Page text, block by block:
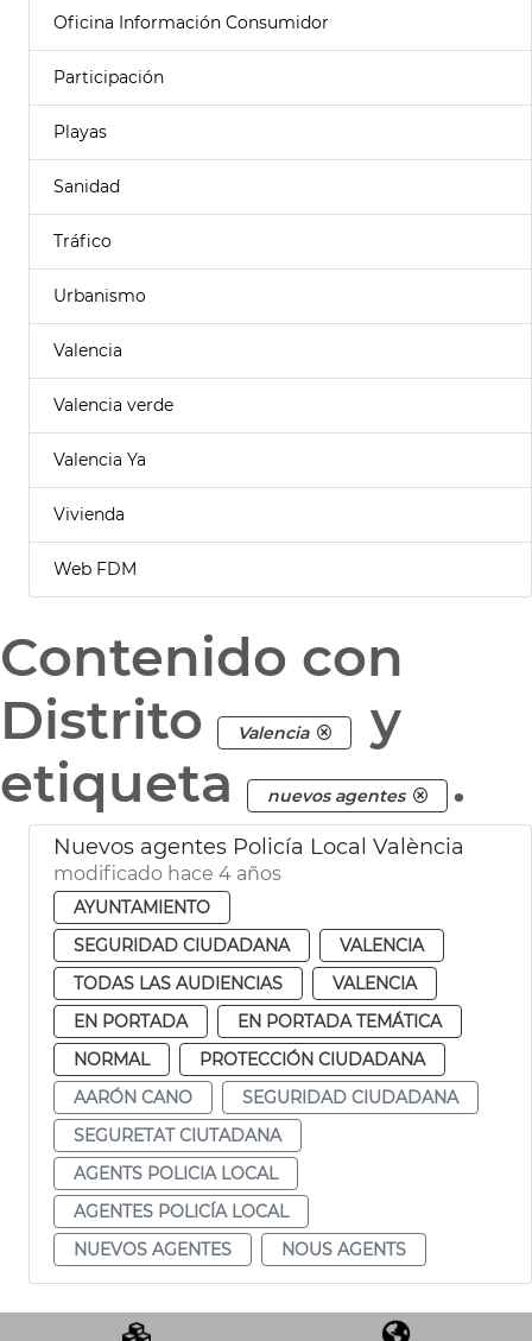
Oficina Información Consumidor
Participación
Playas
Sanidad
Tráfico
Urbanismo
Valencia
Valencia verde
Valencia Ya
Vivienda
Web FDM
Contenido con
Distrito
Valencia
y
etiqueta
nuevos agentes .
Nuevos agentes Policía Local València
modificado hace 4 años
AYUNTAMIENTO
SEGURIDAD CIUDADANA
VALENCIA
TODAS LAS AUDIENCIAS
VALENCIA
EN PORTADA
EN PORTADA TEMÁTICA
NORMAL
PROTECCIÓN CIUDADANA
AARÓN CANO
SEGURIDAD CIUDADANA
SEGURETAT CIUTADANA
AGENTS POLICIA LOCAL
AGENTES POLICÍA LOCAL
NUEVOS AGENTES
NOUS AGENTS